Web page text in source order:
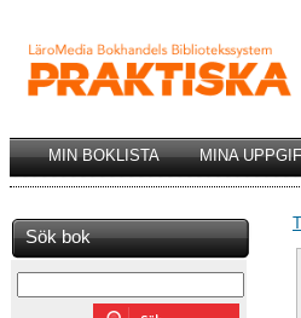
MIN BOKLISTA MINA
Sök bok